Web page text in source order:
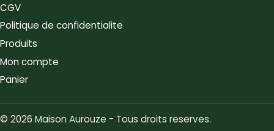
CGV
Politique de confidentialite
Produits
Mon compte
Panier
© 2026 Maison Aurouze - Tous droits reserves.